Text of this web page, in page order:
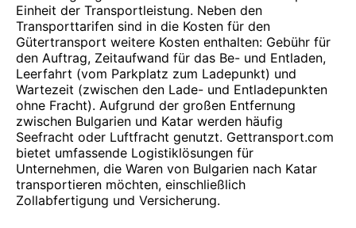
Einheit der Transportleistung. Neben den
Transporttarifen sind in die Kosten für den
Gütertransport weitere Kosten enthalten: Gebühr für
den Auftrag, Zeitaufwand für das Be- und Entladen,
Leerfahrt (vom Parkplatz zum Ladepunkt) und
Wartezeit (zwischen den Lade- und Entladepunkten
ohne Fracht). Aufgrund der großen Entfernung
zwischen Bulgarien und Katar werden häufig
Seefracht oder Luftfracht genutzt. Gettransport.com
bietet umfassende Logistiklösungen für
Unternehmen, die Waren von Bulgarien nach Katar
transportieren möchten, einschließlich
Zollabfertigung und Versicherung.